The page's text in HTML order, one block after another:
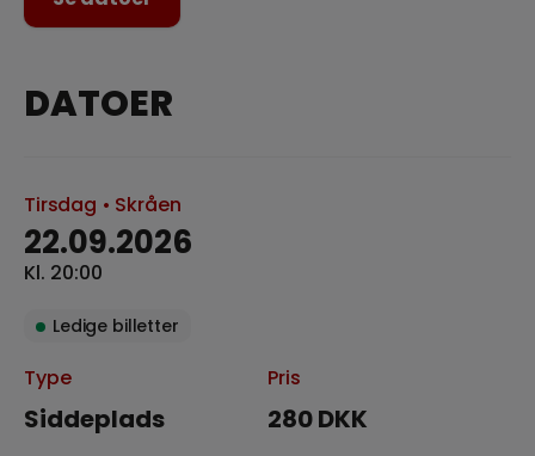
DATOER
Tirsdag • Skråen
22.09.2026
Kl. 20:00
Ledige billetter
Type
Siddeplads
Pris
280 DKK